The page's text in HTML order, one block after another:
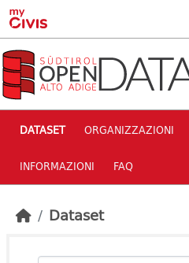
Skip to main content
DATASET ORGANIZZAZIONI
INFORMAZIONI FAQ
Dataset